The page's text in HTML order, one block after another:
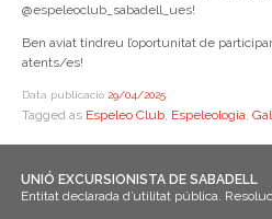
@espeleoclub_sabadell_ues!
Ben aviat tindreu l’oportunitat de
atents/es!
Data publicació 29/04/2025
Tagged as Espeleo Club, Espeleologia,
UNIÓ EXCURSIONISTA DE SABADELL
Entitat declarada d’utilitat pública.